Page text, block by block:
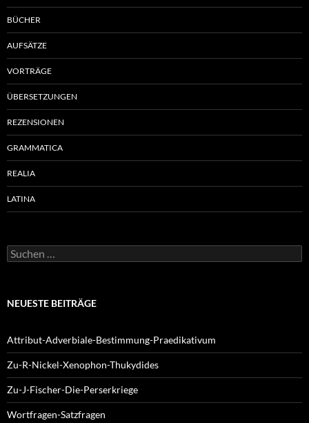
BÜCHER
AUFSÄTZE
VORTRÄGE
ÜBERSETZUNGEN
REZENSIONEN
GRAMMATICA
REALIA
LATINA
Suchen
nach:
NEUESTE BEITRÄGE
Attribut-Adverbiale-Bestimmung-Praedikativum
Zu-R-Nickel-Xenophon-Thukydides
Zu-J-Fischer-Die-Perserkriege
Wortfragen-Satzfragen